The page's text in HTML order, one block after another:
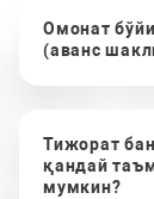
Омонат
(аванс
Тижорат
қандай
мумкин?